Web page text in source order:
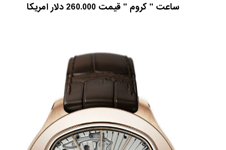
ساعت " کروم " قیمت 260.000 دلار امریکا